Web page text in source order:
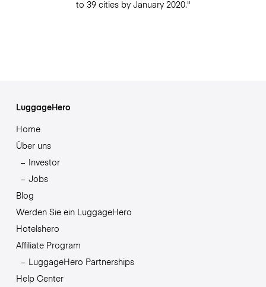
to 39 cities by January 2020."
LuggageHero
Home
Über uns
Investor
Jobs
Blog
Werden Sie ein LuggageHero
Hotelshero
Affiliate Program
LuggageHero Partnerships
Help Center